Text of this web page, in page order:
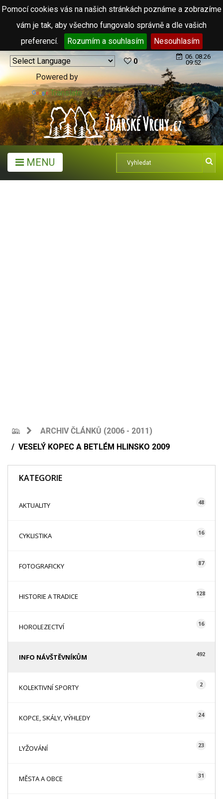
Pomocí cookies vás na našich stránkách poznáme a zobrazíme
vám je tak, aby všechno fungovalo správně a dle vašich
preferencí.
Rozumím a souhlasím Nesouhlasím
Powered by
Translate
0
06. 08.26
09:52
MENU
ARCHIV ČLÁNKŮ (2006 - 2011)
VESELÝ KOPEC A BETLÉM HLINSKO 2009
KATEGORIE
AKTUALITY 48
CYKLISTIKA 16
FOTOGRAFICKY 87
HISTORIE A TRADICE 128
HOROLEZECTVÍ 16
INFO NÁVŠTĚVNÍKŮM 492
KOLEKTIVNÍ SPORTY 2
KOPCE, SKÁLY, VÝHLEDY 24
LYŽOVÁNÍ 23
MĚSTA A OBCE 31